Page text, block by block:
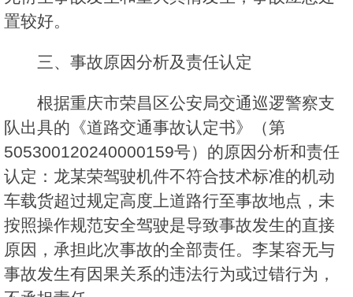
置较好。
三、事故原因分析及责任认定
根据重庆市荣昌区公安局交通巡逻警察支
队出具的《道路交通事故认定书》（第
505300120240000159号）的原因分析和责任
认定：龙某荣驾驶机件不符合技术标准的机动
车载货超过规定高度上道路行至事故地点，未
按照操作规范安全驾驶是导致事故发生的直接
原因，承担此次事故的全部责任。李某容无与
事故发生有因果关系的违法行为或过错行为，